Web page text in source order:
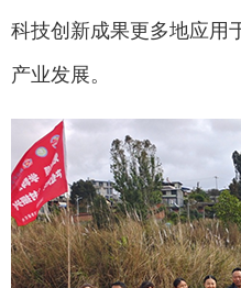
科技创新成果更多地应用
产业发展。